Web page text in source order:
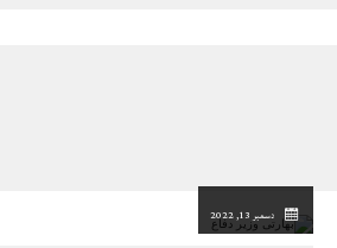
دسمبر 13, 2022